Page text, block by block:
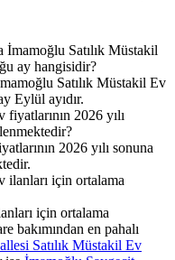
İmamoğlu Satılık Müstakil
ay hangisidir?
Satılık Müstakil Ev
Eylül ayıdır.
2026 yılı
2026 yılı sonuna
ilanları için ortalama
için ortalama
bakımından en pahalı
Satılık Müstakil Ev